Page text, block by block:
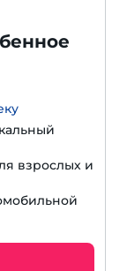
взрослых и